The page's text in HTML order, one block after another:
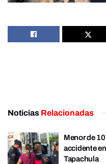
Noticias Relacionadas
Menor de
accidente
Tapachula